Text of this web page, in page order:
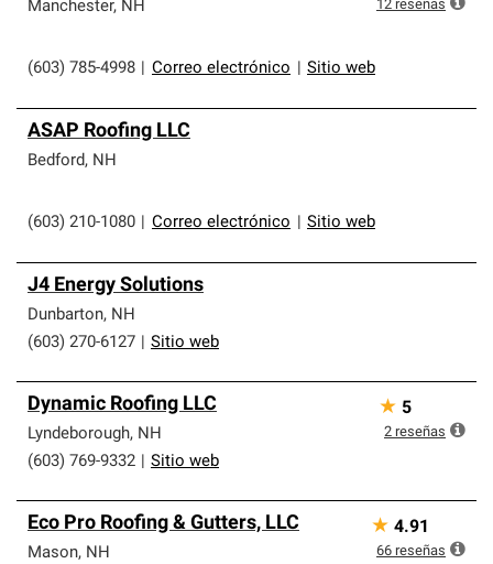
Manchester, NH
(603) 785-4998 Correo electrónico Sitio web
12 reseñas
ASAP Roofing LLC
Bedford, NH
(603) 210-1080 Correo electrónico Sitio web
J4 Energy Solutions
Dunbarton, NH
(603) 270-6127
Sitio web
Dynamic Roofing LLC
Lyndeborough, NH
(603) 769-9332
Sitio web
★ 5
2 reseñas
Eco Pro Roofing & Gutters, LLC
Mason, NH
★ 4.91
66 reseñas